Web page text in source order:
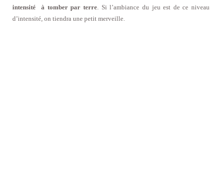
intensité à tomber par terre . Si l’ambiance du jeu est de ce niveau
d’intensité, on tiendra une petit merveille.